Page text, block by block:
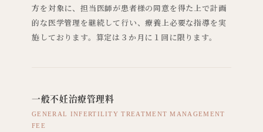
方を対象に、担当医師が患者様の同意を得た上で計画
的な医学管理を継続して行い、療養上必要な指導を実
施しております。算定は３か月に１回に限ります。
一般不妊治療管理料
GENERAL INFERTILITY TREATMENT MANAGEMENT
FEE